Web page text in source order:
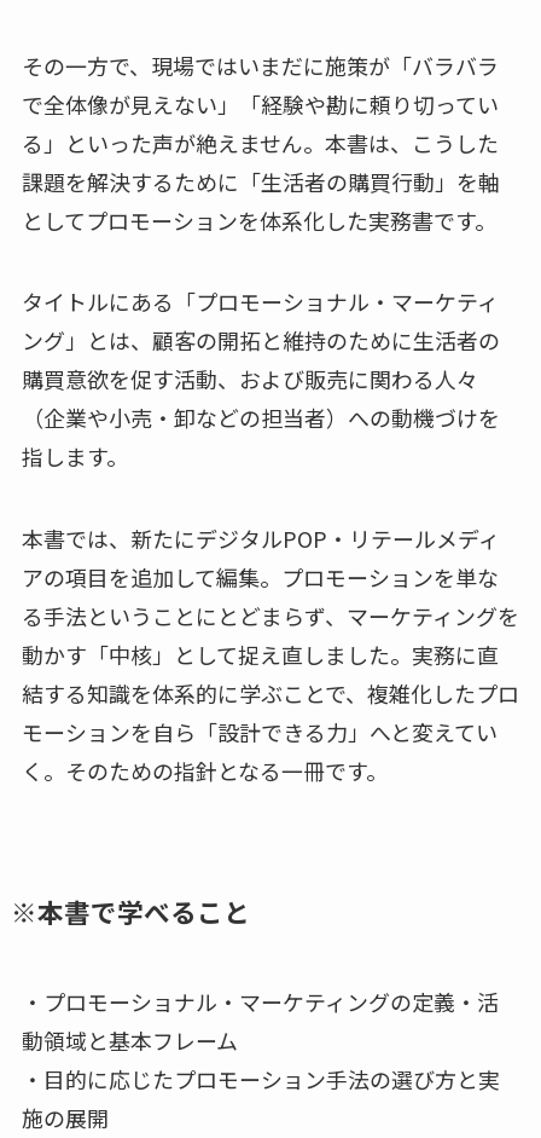
その一方で、現場ではいまだに施策が「バラバラ
で全体像が見えない」「経験や勘に頼り切ってい
る」といった声が絶えません。本書は、こうした
課題を解決するために「生活者の購買行動」を軸
としてプロモーションを体系化した実務書です。
タイトルにある「プロモーショナル・マーケティ
ング」とは、顧客の開拓と維持のために生活者の
購買意欲を促す活動、および販売に関わる人々
（企業や小売・卸などの担当者）への動機づけを
指します。
本書では、新たにデジタルPOP・リテールメディ
アの項目を追加して編集。プロモーションを単な
る手法ということにとどまらず、マーケティングを
動かす「中核」として捉え直しました。実務に直
結する知識を体系的に学ぶことで、複雑化したプロ
モーションを自ら「設計できる力」へと変えてい
く。そのための指針となる一冊です。
※本書で学べること
・プロモーショナル・マーケティングの定義・活
動領域と基本フレーム
・目的に応じたプロモーション手法の選び方と実
施の展開